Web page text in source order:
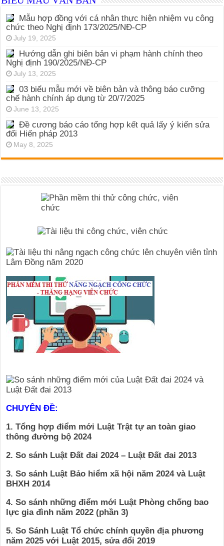
Mẫu hợp đồng với cá nhân thực hiện nhiệm vụ công
chức theo Nghị định 173/2025/NĐ-CP
July 19, 2025
Hướng dẫn ghi biên bản vi phạm hành chính theo
Nghị định 190/2025/NĐ-CP
July 13, 2025
03 biểu mẫu mới về biên bản và thông báo cưỡng
chế hành chính áp dụng từ 20/7/2025
June 13, 2025
Đề cương báo cáo tổng hợp kết quả lấy ý kiến sửa
đổi Hiến pháp 2013
May 8, 2025
CHUYÊN ĐỀ:
1. Tổng hợp điểm mới Luật Trật tự an toàn giao
thông đường bộ 2024
2. So sánh Luật Đất đai 2024 – Luật Đất đai 2013
3. So sánh Luật Bảo hiểm xã hội năm 2024 và Luật
BHXH 2014
4. So sánh những điểm mới Luật Phòng chống bao
lực gia đình năm 2022 (phần 3)
5. So Sánh Luật Tổ chức chính quyền địa phương
năm 2025 với Luật 2015, sửa đổi 2019